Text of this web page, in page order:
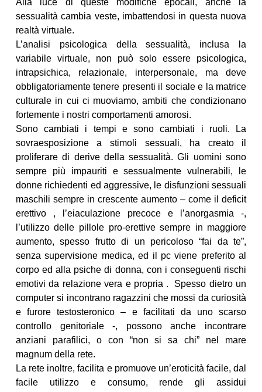
Alla luce di queste modifiche epocali, anche la
sessualità cambia veste, imbattendosi in questa nuova
realtà virtuale.
L’analisi psicologica della sessualità, inclusa la
variabile virtuale, non può solo essere psicologica,
intrapsichica, relazionale, interpersonale, ma deve
obbligatoriamente tenere presenti il sociale e la matrice
culturale in cui ci muoviamo, ambiti che condizionano
fortemente i nostri comportamenti amorosi.
Sono cambiati i tempi e sono cambiati i ruoli. La
sovraesposizione a stimoli sessuali, ha creato il
proliferare di derive della sessualità. Gli uomini sono
sempre più impauriti e sessualmente vulnerabili, le
donne richiedenti ed aggressive, le disfunzioni sessuali
maschili sempre in crescente aumento – come il deficit
erettivo , l’eiaculazione precoce e l’anorgasmia -,
l’utilizzo delle pillole pro-erettive sempre in maggiore
aumento, spesso frutto di un pericoloso “fai da te”,
senza supervisione medica, ed il pc viene preferito al
corpo ed alla psiche di donna, con i conseguenti rischi
emotivi da relazione vera e propria . Spesso dietro un
computer si incontrano ragazzini che mossi da curiosità
e furore testosteronico – e facilitati da uno scarso
controllo genitoriale -, possono anche incontrare
anziani parafilici, o con “non si sa chi” nel mare
magnum della rete.
La rete inoltre, facilita e promuove un’eroticità facile, dal
facile utilizzo e consumo, rende gli assidui